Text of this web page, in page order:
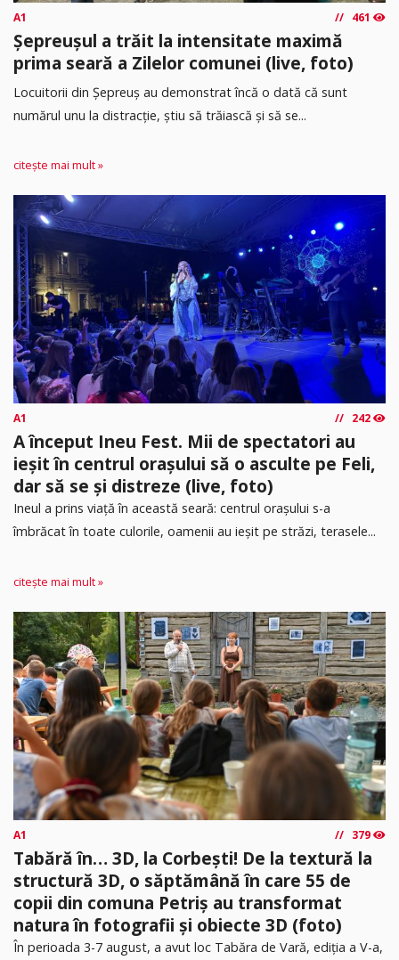
A1 461
Șepreușul a trăit la intensitate maximă
prima seară a Zilelor comunei (live, foto)
Locuitorii din Șepreuș au demonstrat încă o dată că sunt
numărul unu la distracție, știu să trăiască și să se...
citește mai mult »
A1 242
A început Ineu Fest. Mii de spectatori au
ieșit în centrul orașului să o asculte pe Feli,
dar să se și distreze (live, foto)
Ineul a prins viață în această seară: centrul orașului s-a
îmbrăcat în toate culorile, oamenii au ieșit pe străzi, terasele...
citește mai mult »
A1 379
Tabără în… 3D, la Corbești! De la textură la
structură 3D, o săptămână în care 55 de
copii din comuna Petriș au transformat
natura în fotografii și obiecte 3D (foto)
În perioada 3-7 august, a avut loc Tabăra de Vară, ediția a V-a,